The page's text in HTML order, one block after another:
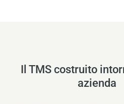
Il TMS costruito
azienda